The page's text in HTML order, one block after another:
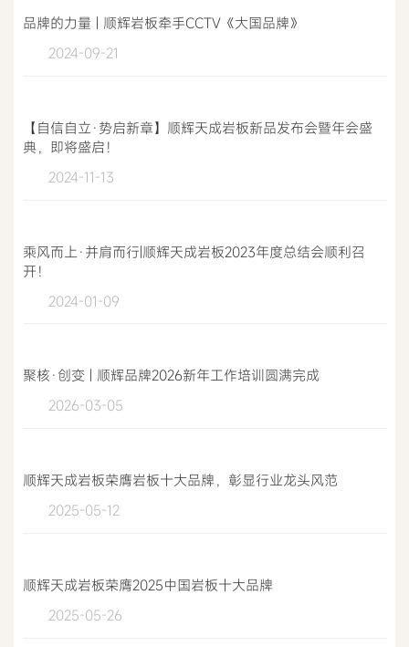
品牌的力量 | 顺辉岩板牵手CCTV《大国品牌》
2024-09-21
【自信自立·势启新章】顺辉天成岩板新品发布会暨年会盛
典，即将盛启！
2024-11-13
乘风而上·并肩而行|顺辉天成岩板2023年度总结会顺利召
开！
2024-01-09
聚核·创变 | 顺辉品牌2026新年工作培训圆满完成
2026-03-05
顺辉天成岩板荣膺岩板十大品牌，彰显行业龙头风范
2025-05-12
顺辉天成岩板荣膺2025中国岩板十大品牌
2025-05-26